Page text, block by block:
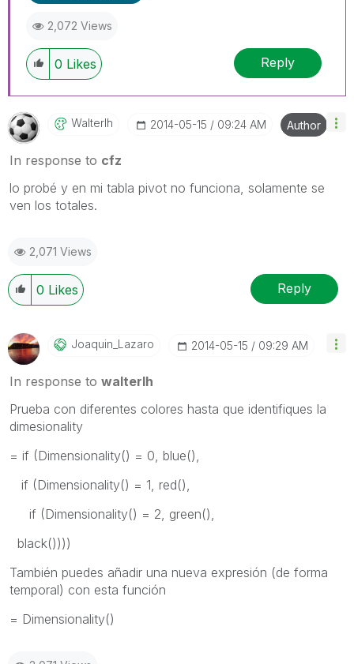
2,072 Views
0 Likes Reply
Walterlh ‎2014-05-15 09:24 AM Author
In response to cfz
lo probé y en mi tabla pivot no funciona, solamente se
ven los totales.
2,071 Views
0 Likes Reply
Joaquin_Lazaro ‎2014-05-15 09:29 AM
In response to walterlh
Prueba con diferentes colores hasta que identifiques la
dimesionality
= if (Dimensionality() = 0, blue(),
if (Dimensionality() = 1, red(),
if (Dimensionality() = 2, green(),
black())))
También puedes añadir una nueva expresión (de forma
temporal) con esta función
= Dimensionality()